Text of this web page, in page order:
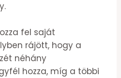
fel saját
rájött, hogy a
néhány
hozza, míg a többi